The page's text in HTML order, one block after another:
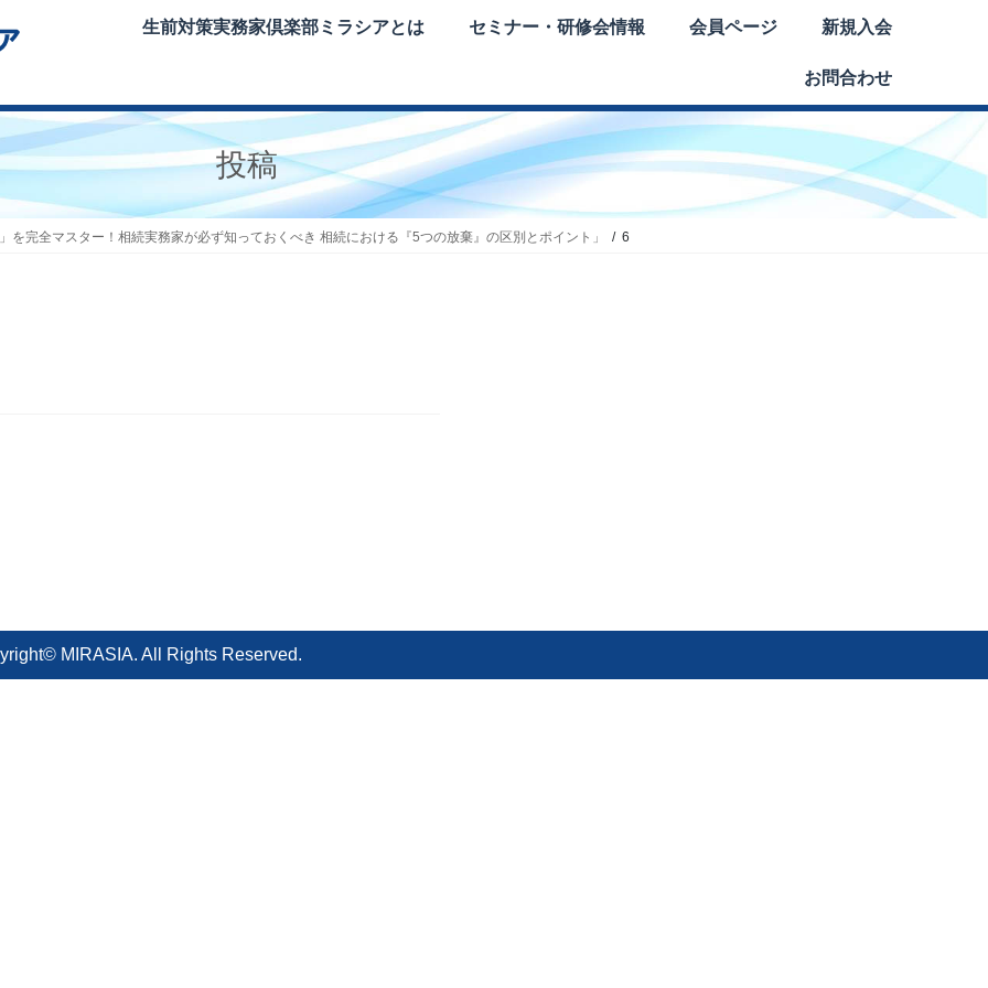
生前対策実務家倶楽部ミラシアとは セミナー・研修会情報 会員ページ 新規入会
お問合わせ
投稿
を完全マスター！相続実務家が必ず知っておくべき 相続における『5つの放棄』の区別とポイント」 6
MIRASIA. All Rights Reserved.